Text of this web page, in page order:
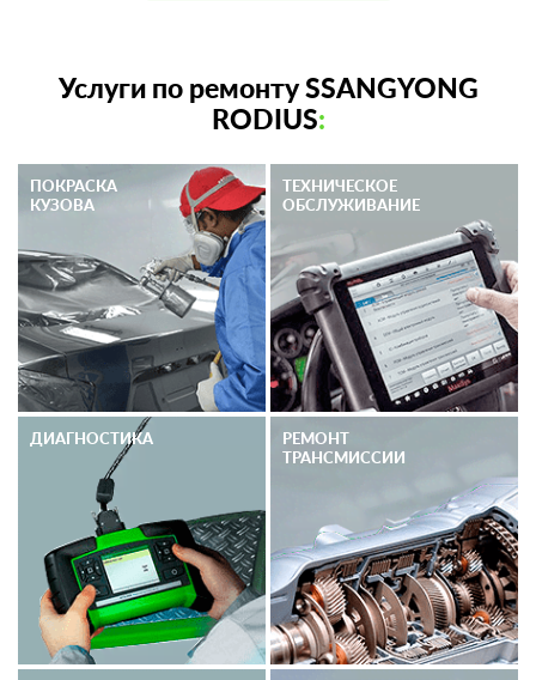
Услуги по ремонту SSANGYONG
RODIUS:
ПОКРАСКА
КУЗОВА
ТЕХНИЧЕСКОЕ
ОБСЛУЖИВАНИЕ
ДИАГНОСТИКА
РЕМОНТ
ТРАНСМИССИИ